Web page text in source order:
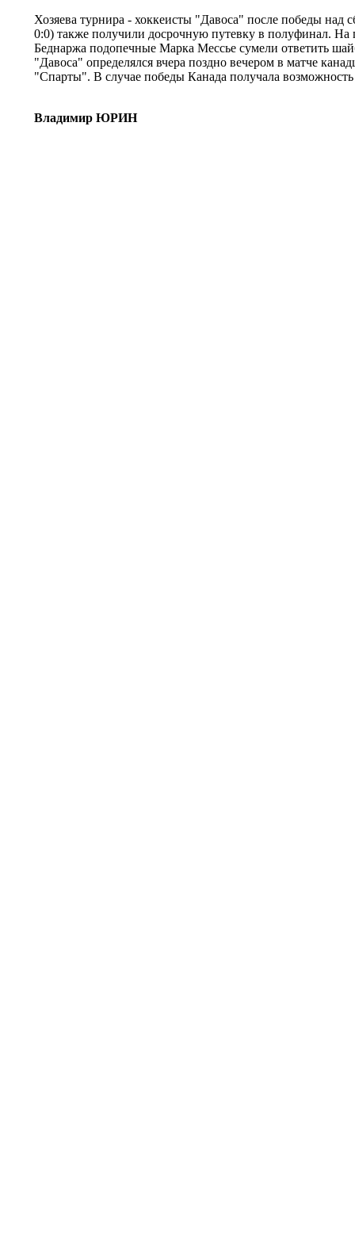
Хозяева турнира - хоккеисты "Давоса" после победы над
0:0) также получили досрочную путевку в полуфинал. На
Беднаржа подопечные Марка Мессье сумели ответить
"Давоса" определялся вчера поздно вечером в матче
"Спарты". В случае победы Канада получала
Владимир ЮРИН